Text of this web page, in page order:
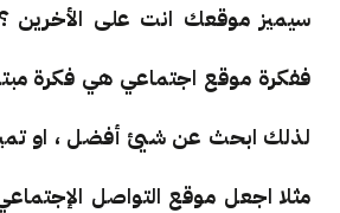
سيميز موقعك انت على الأخرين
ففكرة موقع اجتماعي هي فكرة
لذلك ابحث عن شيئ أفضل ، او
مثلا اجعل موقع التواصل